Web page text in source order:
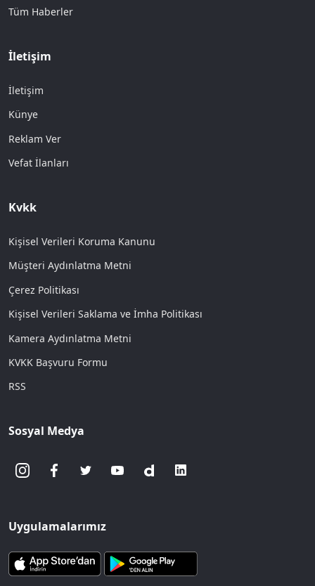
Tüm Haberler
İletişim
İletişim
Künye
Reklam Ver
Vefat İlanları
Kvkk
Kişisel Verileri Koruma Kanunu
Müşteri Aydınlatma Metni
Çerez Politikası
Kişisel Verileri Saklama ve İmha Politikası
Kamera Aydınlatma Metni
KVKK Başvuru Formu
RSS
Sosyal Medya
Uygulamalarımız